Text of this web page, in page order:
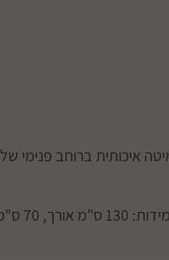
ברוחב פנימי של 70 ס"מ.
9 ס"מ גובה